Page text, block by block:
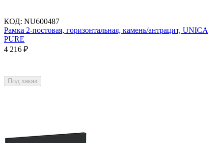
КОД: NU600487
Рамка 2-постовая, горизонтальная, камень/антрацит, UNICA
PURE
4 216 ₽
Под заказ